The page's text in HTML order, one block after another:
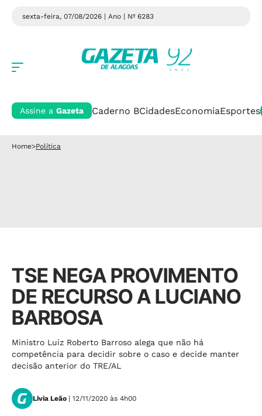
sexta-feira, 07/08/2026 | Ano | Nº 6283
Assine a Gazeta Caderno BCidadesEconomiaEsportes
Home>Política
TSE NEGA PROVIMENTO
DE RECURSO A LUCIANO
BARBOSA
Ministro Luiz Roberto Barroso alega que não há
competência para decidir sobre o caso e decide manter
decisão anterior do TRE/AL
Livia Leão | 12/11/2020 às 4h00